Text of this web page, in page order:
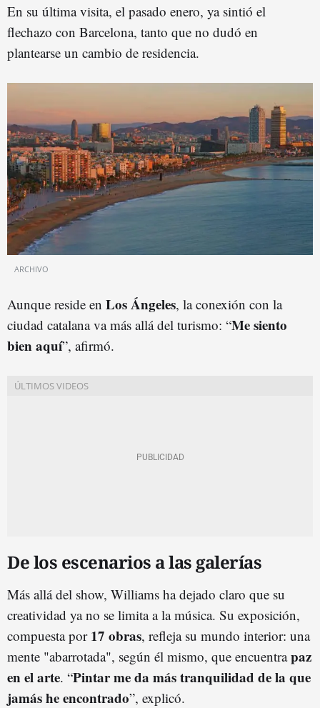
En su última visita, el pasado enero, ya sintió el
flechazo con Barcelona, tanto que no dudó en
plantearse un cambio de residencia.
ARCHIVO
Aunque reside en Los Ángeles, la conexión con la
ciudad catalana va más allá del turismo: “Me siento
bien aquí”, afirmó.
De los escenarios a las galerías
Más allá del show, Williams ha dejado claro que su
creatividad ya no se limita a la música. Su exposición,
compuesta por 17 obras, refleja su mundo interior: una
mente "abarrotada", según él mismo, que encuentrapaz
en el arte. “Pintar me da más tranquilidad de la que
jamás he encontrado”, explicó.